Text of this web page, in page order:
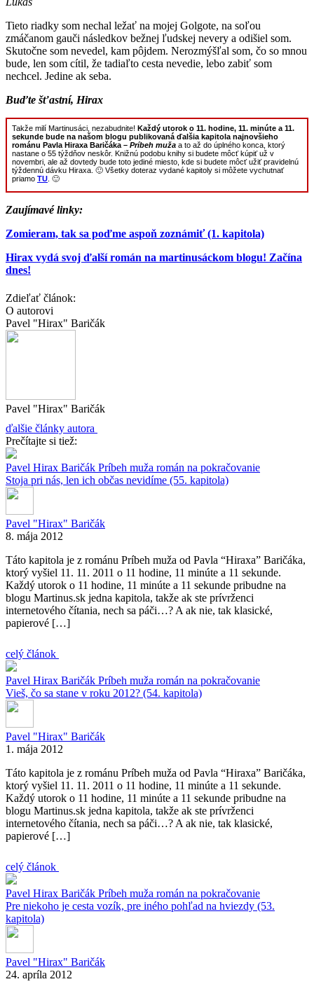
Tieto riadky som nechal ležať na mojej Golgote, na soľou
zmáčanom gauči následkov bežnej ľudskej nevery a odišiel som.
Skutočne som nevedel, kam pôjdem. Nerozmýšľal som, čo so mnou
bude, len som cítil, že tadiaľto cesta nevedie, lebo zabiť som
nechcel. Jedine ak seba.
Buďte šťastní, Hirax
Takže milí Martinusáci, nezabudnite! Každý utorok o 11. hodine, 11. minúte a 11.
sekunde bude na našom blogu publikovaná ďalšia kapitola najnovšieho
románu Pavla Hiraxa Baričáka – Príbeh muža a to až do úplného konca, ktorý
nastane o 55 týždňov neskôr. Knižnú podobu knihy si budete môcť kúpiť už v
novembri, ale až dovtedy bude toto jediné miesto, kde si budete môcť užiť pravidelnú
týždennú dávku Hiraxa. 🙂 Všetky doteraz vydané kapitoly si môžete vychutnať
priamo TU . 🙂
Zaujímavé linky:
Zomieram, tak sa poďme aspoň zoznámiť (1. kapitola)
Hirax vydá svoj ďalší román na martinusáckom blogu! Začína
dnes!
Zdieľať článok:
O autorovi
Pavel "Hirax" Baričák
Pavel "Hirax" Baričák
ďalšie články autora
Prečítajte si tiež:
Pavel Hirax Baričák Príbeh muža román na pokračovanie
Stoja pri nás, len ich občas nevidíme (55. kapitola)
Pavel "Hirax" Baričák
8. mája 2012
Táto kapitola je z románu Príbeh muža od Pavla “Hiraxa” Baričáka,
ktorý vyšiel 11. 11. 2011 o 11 hodine, 11 minúte a 11 sekunde.
Každý utorok o 11 hodine, 11 minúte a 11 sekunde pribudne na
blogu Martinus.sk jedna kapitola, takže ak ste prívrženci
internetového čítania, nech sa páči…? A ak nie, tak klasické,
papierové […]
celý článok
Pavel Hirax Baričák Príbeh muža román na pokračovanie
Vieš, čo sa stane v roku 2012? (54. kapitola)
Pavel "Hirax" Baričák
1. mája 2012
Táto kapitola je z románu Príbeh muža od Pavla “Hiraxa” Baričáka,
ktorý vyšiel 11. 11. 2011 o 11 hodine, 11 minúte a 11 sekunde.
Každý utorok o 11 hodine, 11 minúte a 11 sekunde pribudne na
blogu Martinus.sk jedna kapitola, takže ak ste prívrženci
internetového čítania, nech sa páči…? A ak nie, tak klasické,
papierové […]
celý článok
Pavel Hirax Baričák Príbeh muža román na pokračovanie
Pre niekoho je cesta vozík, pre iného pohľad na hviezdy (53.
kapitola)
Pavel "Hirax" Baričák
24. apríla 2012